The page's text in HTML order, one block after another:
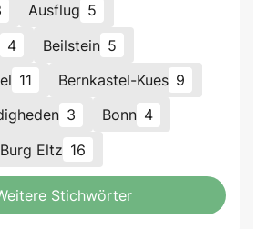
Ausflug 5
4 Beilstein 5
11 Bernkastel-Kues 9
3 Bonn 4
Burg Eltz 16
Stichwörter